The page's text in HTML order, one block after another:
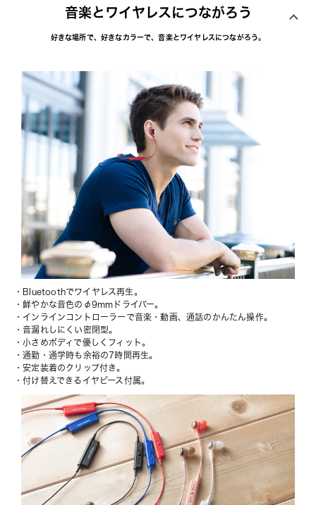
音楽とワイヤレスにつながろう
好きな場所で、好きなカラーで、音楽とワイヤレスにつながろう。
・Bluetoothでワイヤレス再生。
・鮮やかな音色のφ9mmドライバー。
・インラインコントローラーで音楽・動画、通話のかんたん操作。
・音漏れしにくい密閉型。
・小さめボディで優しくフィット。
・通勤・通学時も余裕の7時間再生。
・安定装着のクリップ付き。
・付け替えできるイヤピース付属。